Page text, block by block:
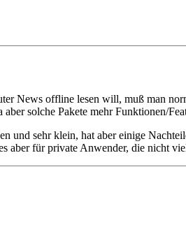
News offline lesen will, muß man
solche Pakete mehr Funktionen/
und sehr klein, hat aber einige
aber für private Anwender, die nicht